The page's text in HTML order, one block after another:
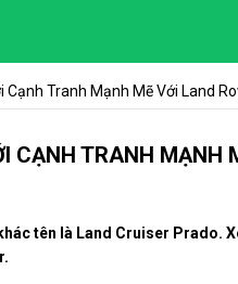
Tranh Mạnh Mẽ Với Land
CẠNH TRANH MẠNH
tên là Land Cruiser Prado.